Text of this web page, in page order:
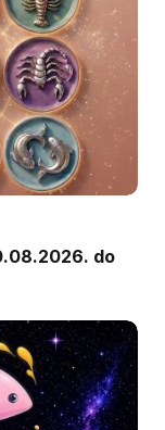
do